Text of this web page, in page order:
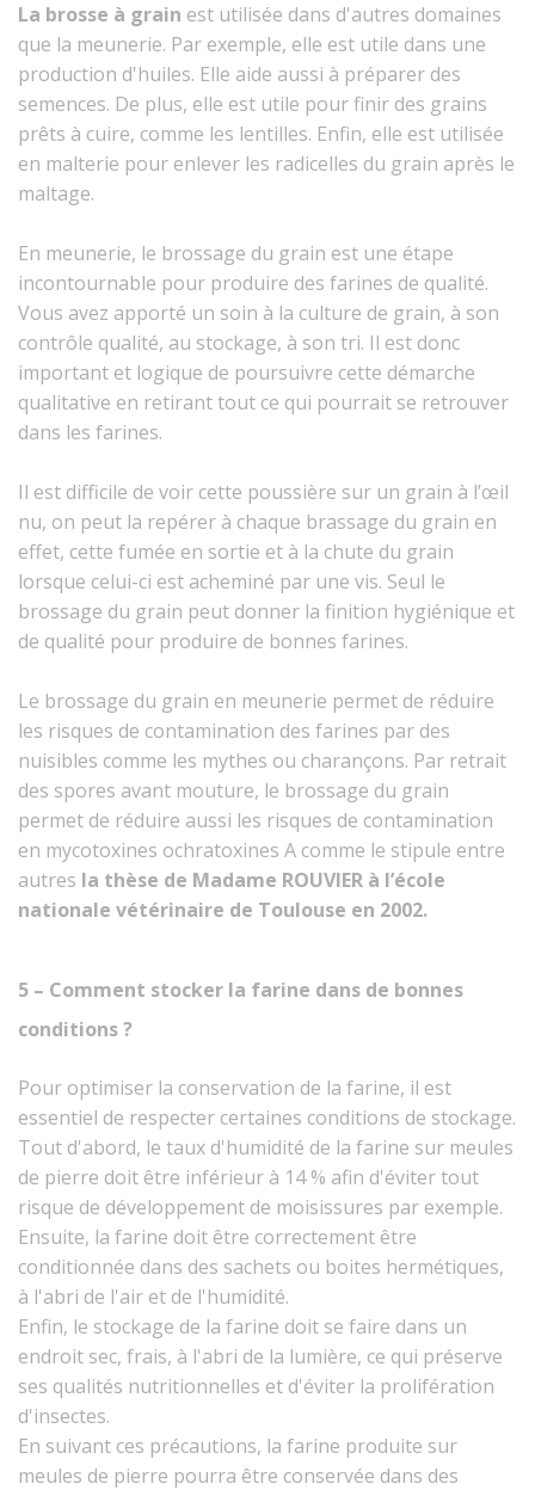
FICHES
La brosse à grain est utilisée dans d'autres domaines
que la meunerie. Par exemple, elle est utile dans une
production d'huiles. Elle aide aussi à préparer des
semences. De plus, elle est utile pour finir des grains
prêts à cuire, comme les lentilles. Enfin, elle est utilisée
en malterie pour enlever les radicelles du grain après le
maltage.
En meunerie, le brossage du grain est une étape
incontournable pour produire des farines de qualité.
Vous avez apporté un soin à la culture de grain, à son
contrôle qualité, au stockage, à son tri. Il est donc
important et logique de poursuivre cette démarche
qualitative en retirant tout ce qui pourrait se retrouver
dans les farines.
Il est difficile de voir cette poussière sur un grain à l’œil
nu, on peut la repérer à chaque brassage du grain en
effet, cette fumée en sortie et à la chute du grain
lorsque celui-ci est acheminé par une vis. Seul le
brossage du grain peut donner la finition hygiénique et
de qualité pour produire de bonnes farines.
Le brossage du grain en meunerie permet de réduire
les risques de contamination des farines par des
nuisibles comme les mythes ou charançons. Par retrait
des spores avant mouture, le brossage du grain
permet de réduire aussi les risques de contamination
en mycotoxines ochratoxines A comme le stipule entre
autres la thèse de Madame ROUVIER à l’école
nationale vétérinaire de Toulouse en 2002.
5 – Comment stocker la farine dans de bonnes
conditions ?
Pour optimiser la conservation de la farine, il est
essentiel de respecter certaines conditions de stockage.
Tout d'abord, le taux d'humidité de la farine sur meules
de pierre doit être inférieur à 14 % afin d'éviter tout
risque de développement de moisissures par exemple.
Ensuite, la farine doit être correctement être
conditionnée dans des sachets ou boites hermétiques,
à l'abri de l'air et de l'humidité.
Enfin, le stockage de la farine doit se faire dans un
endroit sec, frais, à l'abri de la lumière, ce qui préserve
ses qualités nutritionnelles et d'éviter la prolifération
d'insectes.
En suivant ces précautions, la farine produite sur
meules de pierre pourra être conservée dans des